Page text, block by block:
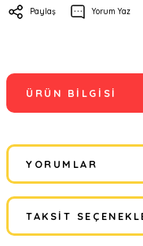
Paylaş Yorum Yaz
ÜRÜN BILGISI
YORUMLAR
Bu
TAKSIT